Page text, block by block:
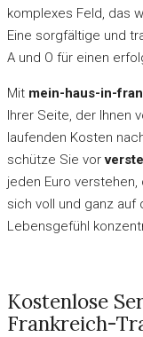
komplexes Feld, das
Eine sorgfältige und
A und O für einen
Mit mein-haus-in-
Ihrer Seite, der Ihnen
laufenden Kosten
schütze Sie vor
jeden Euro
sich voll und ganz
Lebensgefühl
Kostenlose
Frankreich-